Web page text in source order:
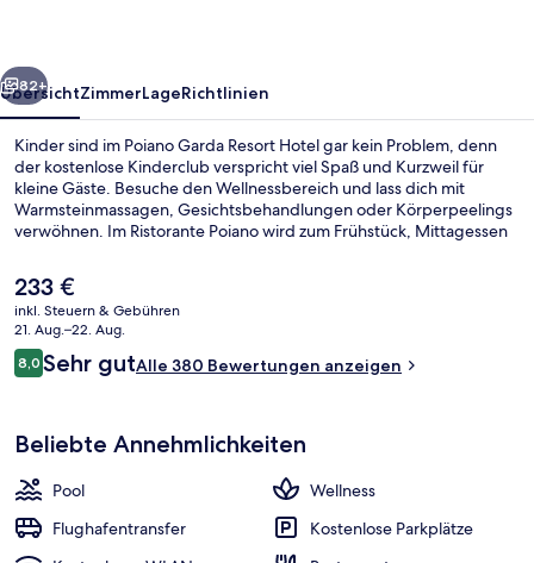
Weiter
82+
ÜbersichtZimmerLageRichtlinien
Kinder sind im Poiano Garda Resort Hotel gar kein Problem, denn
der kostenlose Kinderclub verspricht viel Spaß und Kurzweil für
kleine Gäste. Besuche den Wellnessbereich und lass dich mit
Warmsteinmassagen, Gesichtsbehandlungen oder Körperpeelings
verwöhnen. Im Ristorante Poiano wird zum Frühstück, Mittagessen
sind 2 Bars/Lounges, eine Poolbar und Fitnessmöglichkeiten.
Der
aktuelle
Preis
beträgt
233 €.
233 €
inkl. Steuern & Gebühren
21. Aug.–22. Aug.
Bewertungen
8,08,0 von 10.
Sehr gutAlle 380 Bewertungen anzeigen
Beliebte Annehmlichkeiten
Pool
Wellness
Flughafentransfer
Kostenlose Parkplätze